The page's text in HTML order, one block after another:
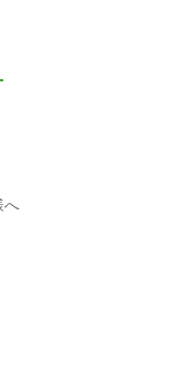
へ